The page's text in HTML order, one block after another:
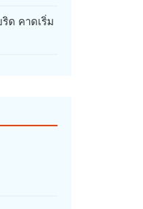
ด คาดเริ่ม